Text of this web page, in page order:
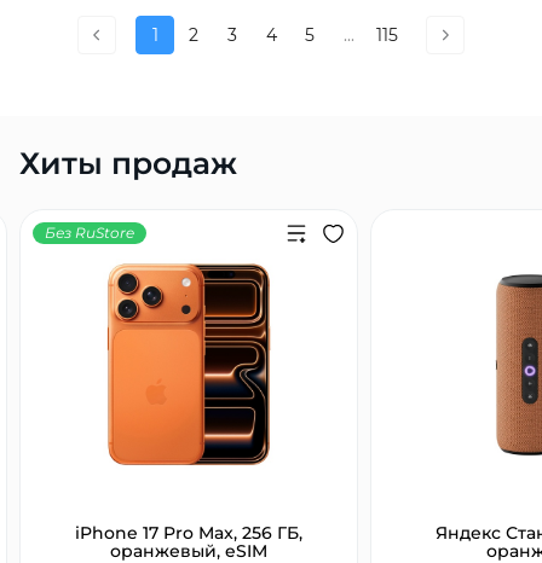
1 2 3 4 5 ... 115
Хиты продаж
Без RuStore
iPhone 17 Pro Max, 256 ГБ,
оранжевый, eSIM
Яндекс